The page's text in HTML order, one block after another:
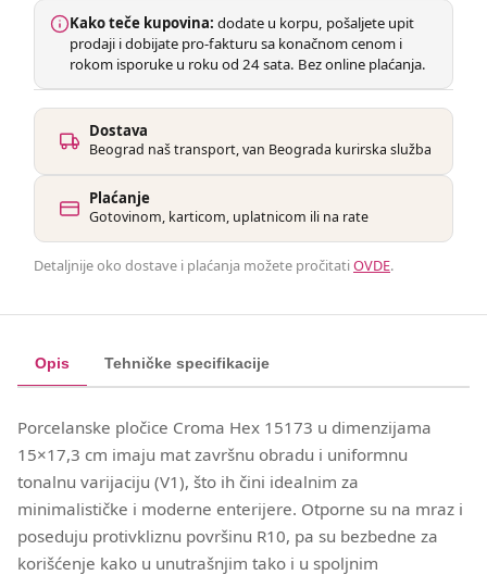
Kako teče kupovina: dodate u korpu, pošaljete upit
prodaji i dobijate pro-fakturu sa konačnom cenom i
rokom isporuke u roku od 24 sata. Bez online plaćanja.
Dostava
Beograd naš transport, van Beograda kurirska služba
Plaćanje
Gotovinom, karticom, uplatnicom ili na rate
Detaljnije oko dostave i plaćanja možete pročitatiOVDE.
Opis Tehničke specifikacije
Porcelanske pločice Croma Hex 15173 u dimenzijama
15×17,3 cm imaju mat završnu obradu i uniformnu
tonalnu varijaciju (V1), što ih čini idealnim za
minimalističke i moderne enterijere. Otporne su na mraz i
poseduju protivkliznu površinu R10, pa su bezbedne za
korišćenje kako u unutrašnjim tako i u spoljnim